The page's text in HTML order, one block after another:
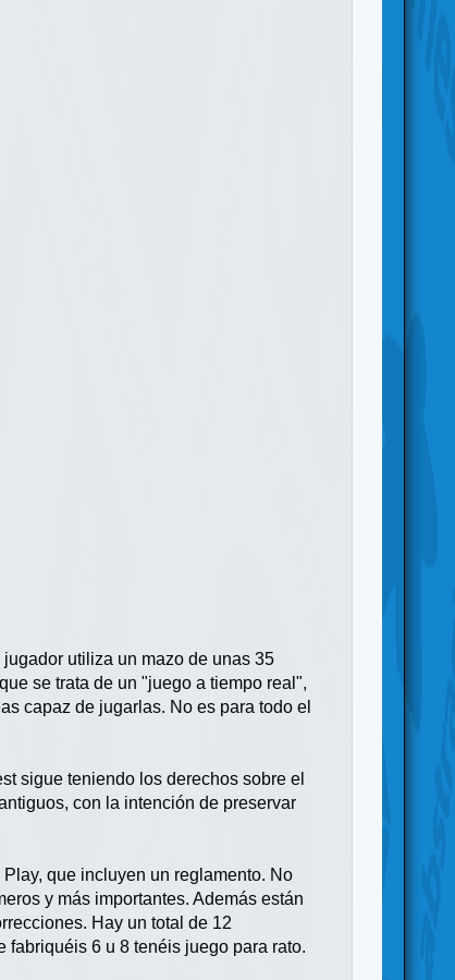
utiliza un mazo de unas 35
se trata de un "juego a tiempo real",
capaz de jugarlas. No es para todo el
sigue teniendo los derechos sobre el
con la intención de preservar
que incluyen un reglamento. No
y más importantes. Además están
Hay un total de 12
fabriquéis 6 u 8 tenéis juego para rato.